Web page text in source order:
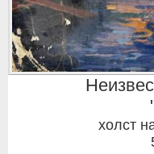
холст